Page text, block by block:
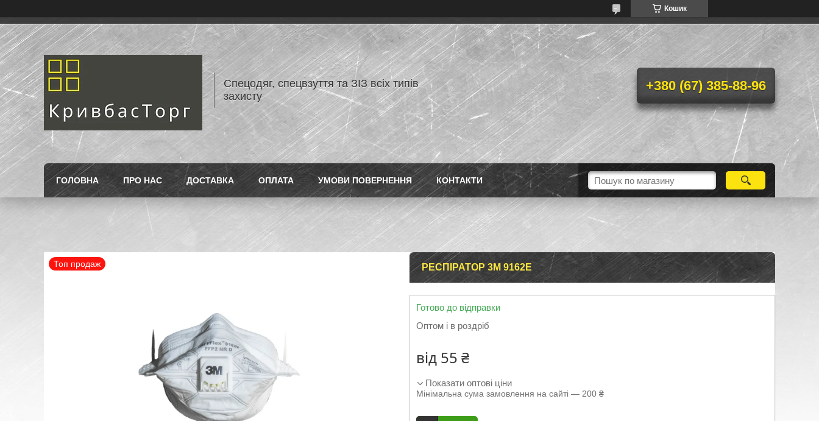
Кошик
Спецодяг, спецвзуття та ЗІЗ всіх типів
захисту
+380 (67) 385-88-96
ГОЛОВНА ПРО НАС ДОСТАВКА ОПЛАТА УМОВИ ПОВЕРНЕННЯ КОНТАКТИ
Топ продаж РЕСПІРАТОР 3М 9162Е
Готово до відправки
Оптом і в роздріб
від 55 ₴
Показати оптові ціни
Мінімальна сума замовлення на сайті — 200 ₴